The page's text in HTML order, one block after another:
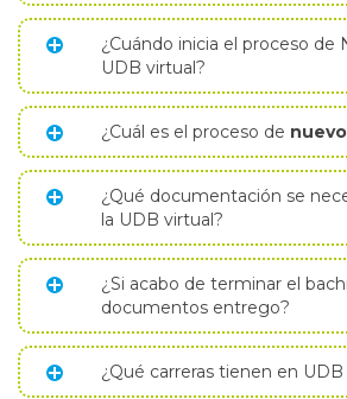
¿Cuándo inicia el proceso de
UDB virtual?
¿Cuál es el proceso de
¿Qué documentación se
la UDB virtual?
¿Si acabo de terminar el
documentos entrego?
¿Qué carreras tienen en UDB